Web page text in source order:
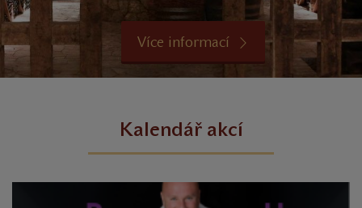
Více informací
Kalendář akcí